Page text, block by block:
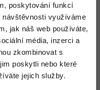
poskytování funkcí
využíváme
jak náš web používáte,
média, inzerci a
zkombinovat s
poskytli nebo které
jejich služby.
files
+1